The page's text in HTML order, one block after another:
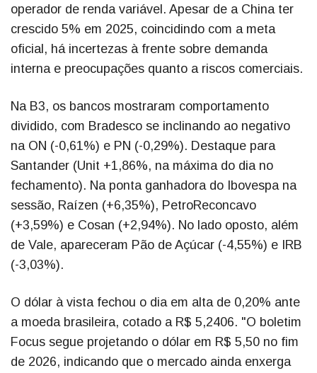
operador de renda variável. Apesar de a China ter
crescido 5% em 2025, coincidindo com a meta
oficial, há incertezas à frente sobre demanda
interna e preocupações quanto a riscos comerciais.
Na B3, os bancos mostraram comportamento
dividido, com Bradesco se inclinando ao negativo
na ON (-0,61%) e PN (-0,29%). Destaque para
Santander (Unit +1,86%, na máxima do dia no
fechamento). Na ponta ganhadora do Ibovespa na
sessão, Raízen (+6,35%), PetroReconcavo
(+3,59%) e Cosan (+2,94%). No lado oposto, além
de Vale, apareceram Pão de Açúcar (-4,55%) e IRB
(-3,03%).
O dólar à vista fechou o dia em alta de 0,20% ante
a moeda brasileira, cotado a R$ 5,2406. "O boletim
Focus segue projetando o dólar em R$ 5,50 no fim
de 2026, indicando que o mercado ainda enxerga